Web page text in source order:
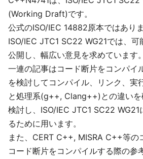
(Working Draft)です。
公式のISO/IEC 14882原本ではありま
ISO/IEC JTC1 SC22 WG21では、可
公開し、幅広い意見を求めています。
一連の記事はコード断片をコンパイ
を検討してコンパイル、リンク、実
と処理系(g++, Clang++)との違いを
検討し、ISO/IEC JTC1 SC22 WG21
るために用います。
また、CERT C++, MISRA C++等の
コード断片をコンパイルする際の参